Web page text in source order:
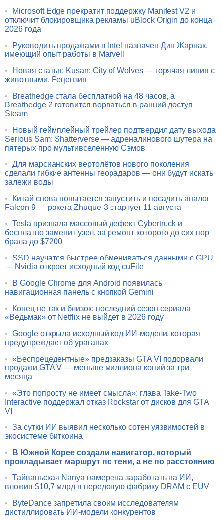
•
Microsoft Edge прекратит поддержку Manifest V2 и
отключит блокировщика рекламы uBlock Origin до конца
2026 года
•
Руководить продажами в Intel назначен Дин Жарнак,
имеющий опыт работы в Marvell
•
Новая статья: Kusan: City of Wolves — горячая линия с
животными. Рецензия
•
Breathedge стала бесплатной на 48 часов, а
Breathedge 2 готовится ворваться в ранний доступ
Steam
•
Новый геймплейный трейлер подтвердил дату выхода
Serious Sam: Shatterverse — адреналинового шутера на
пятерых про мультивселенную Сэмов
• Для марсианских вертолётов нового поколения
сделали гибкие антенны георадаров — они будут искать
залежи воды
•
Китай снова попытается запустить и посадить аналог
Falcon 9 — ракета Zhuque-3 стартует 11 августа
• Tesla признала массовый дефект Cybertruck и
бесплатно заменит узел, за ремонт которого до сих пор
брала до $7200
•
SSD научатся быстрее обмениваться данными с GPU
— Nvidia откроет исходный код cuFile
•
В Google Chrome для Android появилась
навигационная панель с кнопкой Gemini
•
Конец не так и близок: последний сезон сериала
«Ведьмак» от Netflix не выйдет в 2026 году
• Google открыла исходный код ИИ-модели, которая
предупреждает об ураганах
• «Беспрецедентные» предзаказы GTA VI подорвали
продажи GTA V — меньше миллиона копий за три
месяца
• «Это попросту не имеет смысла»: глава Take-Two
Interactive поддержал отказ Rockstar от дисков для GTA
VI
• За сутки ИИ выявил несколько сотен уязвимостей в
экосистеме биткоина
•
В Южной Корее создали навигатор, который
прокладывает маршрут по тени, а не по расстоянию
• Тайваньская Nanya намерена заработать на ИИ,
вложив $10,7 млрд в передовую фабрику DRAM с EUV
•
ByteDance запретила своим исследователям
дистиллировать ИИ-модели конкурентов